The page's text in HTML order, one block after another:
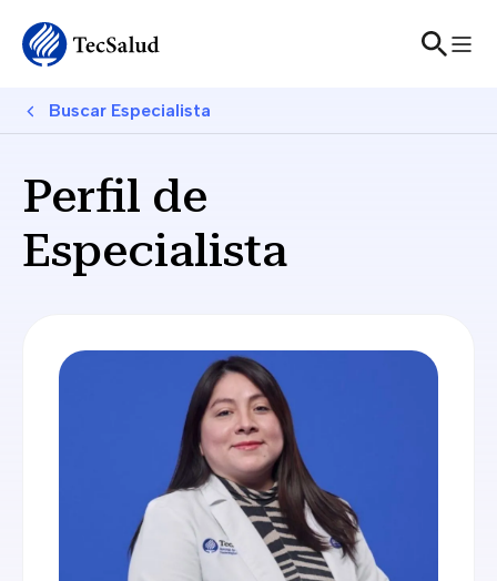
BreadcrumbBuscar Especialista
Perfil de
Especialista